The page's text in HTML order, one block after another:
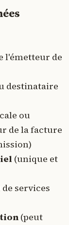
l'émetteur de
destinataire
ou
de la facture
(unique et
services
(peut